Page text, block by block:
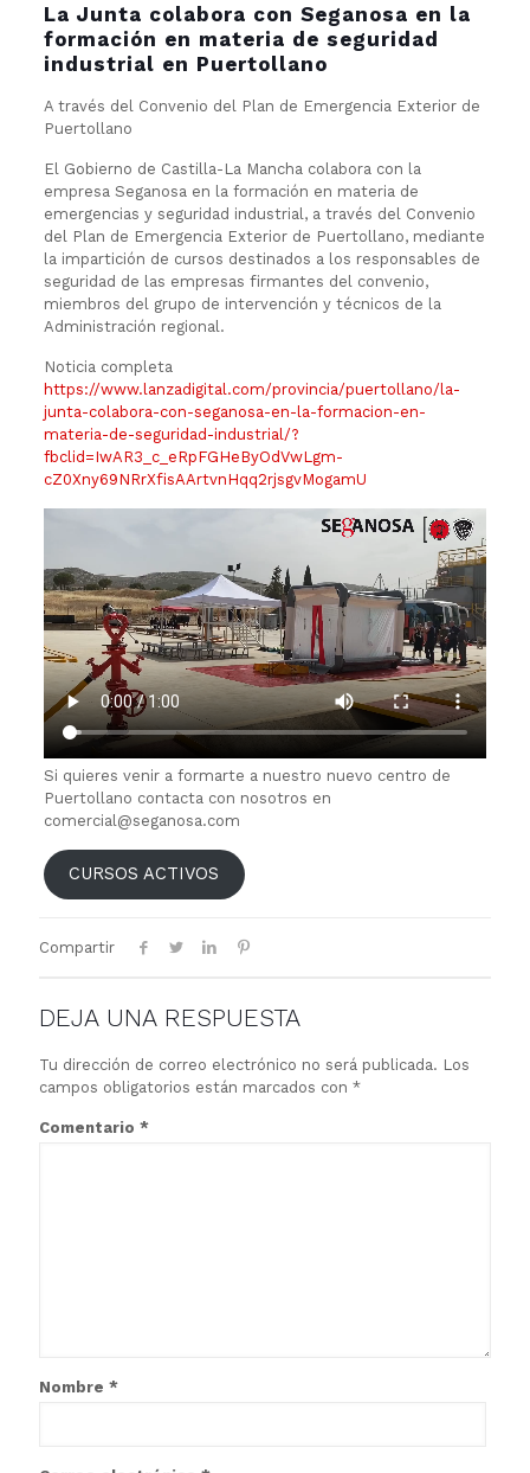
La Junta colabora con Seganosa en la
formación en materia de seguridad
industrial en Puertollano
A través del Convenio del Plan de Emergencia Exterior de
Puertollano
El Gobierno de Castilla-La Mancha colabora con la
empresa Seganosa en la formación en materia de
emergencias y seguridad industrial, a través del Convenio
del Plan de Emergencia Exterior de Puertollano, mediante
la impartición de cursos destinados a los responsables de
seguridad de las empresas firmantes del convenio,
miembros del grupo de intervención y técnicos de la
Administración regional.
Noticia completa
https://www.lanzadigital.com/provincia/puertollano/la-
junta-colabora-con-seganosa-en-la-formacion-en-
materia-de-seguridad-industrial/?
fbclid=IwAR3_c_eRpFGHeByOdVwLgm-
cZ0Xny69NRrXfisAArtvnHqq2rjsgvMogamU
Si quieres venir a formarte a nuestro nuevo centro de
Puertollano contacta con nosotros en
comercial@seganosa.com
CURSOS ACTIVOS
Compartir
DEJA UNA RESPUESTA
Tu dirección de correo electrónico no será publicada. Los
campos obligatorios están marcados con *
Comentario *
Nombre *